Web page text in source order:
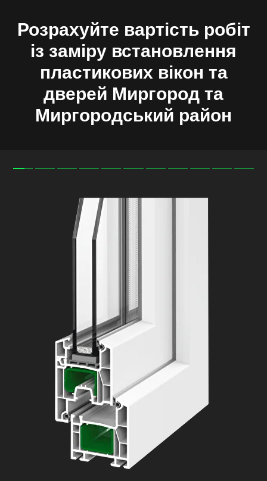
Розрахуйте вартість робіт
із заміру встановлення
пластикових вікон та
дверей Миргород та
Миргородський район